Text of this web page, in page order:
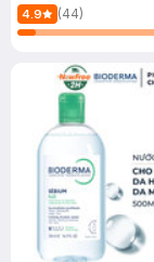
Mới)
4.9 (44)